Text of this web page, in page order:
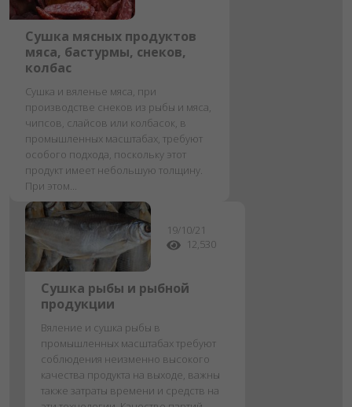
Сушка мясных продуктов
мяса, бастурмы, снеков,
колбас
Сушка и вяленье мяса, при
производстве снеков из рыбы и мяса,
чипсов, слайсов или колбасок, в
промышленных масштабах, требуют
особого подхода, поскольку этот
продукт имеет небольшую толщину.
При этом...
19/10/21
12,530
Сушка рыбы и рыбной
продукции
Вяление и сушка рыбы в
промышленных масштабах требуют
соблюдения неизменно высокого
качества продукта на выходе, важны
также затраты времени и средств на